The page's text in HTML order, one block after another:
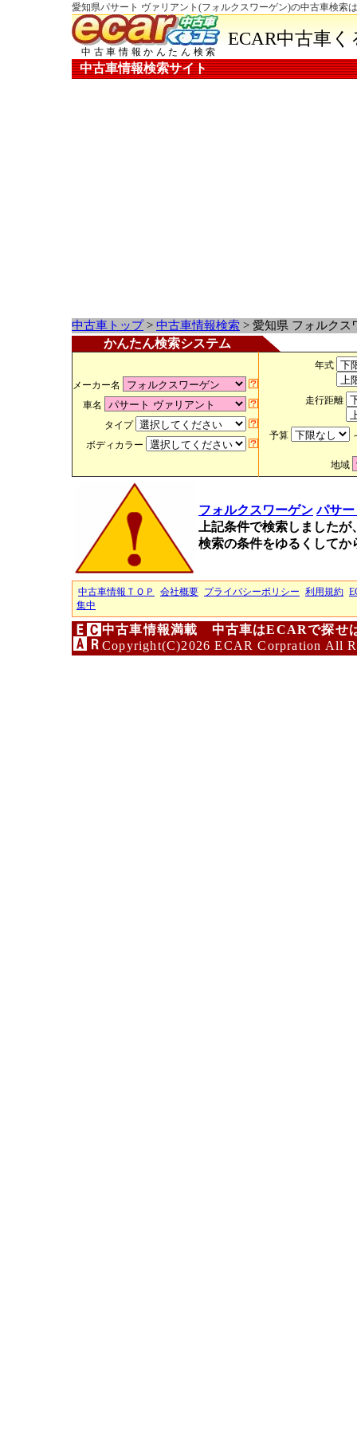
愛知県パサート ヴァリアント(フォルクスワーゲン)の中古車検索
中古車情報かんたん検索
ECAR中古車
中古車情報検索サイト
中古車トップ> 中古車情報検索 > 愛知県 フォルクス
かんたん検索システム
メーカー名
車名
タイプ
ボディカラー
年式
走行距離
予算
地域
フォルクスワーゲン パサ
上記条件で検索しました
検索の条件をゆるくして
中古車情報ＴＯＰ 会社概要 プライバシーポリシー 利用規約
集中
中古車情報満載 中古車はECARで探せ
Copyright(C)2026 ECAR Corpration All